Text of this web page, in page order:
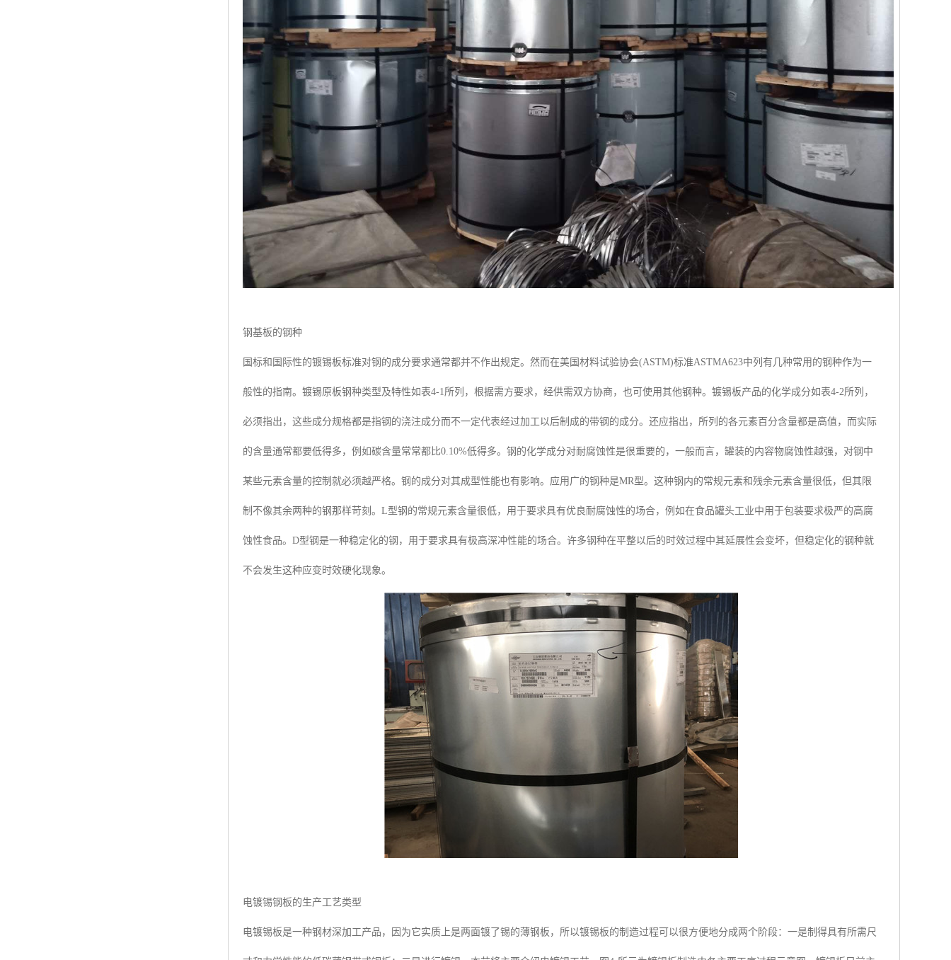
钢基板的钢种
国标和国际性的镀锡板标准对钢的成分要求通常都并不作出规定。然而在美国材料试验协会(ASTM)标准ASTMA623中列有几种常用的钢种作为一
般性的指南。镀锡原板钢种类型及特性如表4-1所列，根据需方要求，经供需双方协商，也可使用其他钢种。镀锡板产品的化学成分如表4-2所列，
必须指出，这些成分规格都是指钢的浇注成分而不一定代表经过加工以后制成的带钢的成分。还应指出，所列的各元素百分含量都是高值，而实际
的含量通常都要低得多，例如碳含量常常都比0.10%低得多。钢的化学成分对耐腐蚀性是很重要的，一般而言，罐装的内容物腐蚀性越强，对钢中
某些元素含量的控制就必须越严格。钢的成分对其成型性能也有影响。应用广的钢种是MR型。这种钢内的常规元素和残余元素含量很低，但其限
制不像其余两种的钢那样苛刻。L型钢的常规元素含量很低，用于要求具有优良耐腐蚀性的场合，例如在食品罐头工业中用于包装要求极严的高腐
蚀性食品。D型钢是一种稳定化的钢，用于要求具有极高深冲性能的场合。许多钢种在平整以后的时效过程中其延展性会变坏，但稳定化的钢种就
不会发生这种应变时效硬化现象。
电镀锡钢板的生产工艺类型
电镀锡板是一种钢材深加工产品，因为它实质上是两面镀了锡的薄钢板，所以镀锡板的制造过程可以很方便地分成两个阶段：一是制得具有所需尺